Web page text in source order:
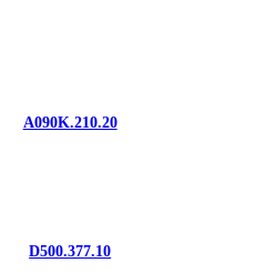
A090K.210.20
D500.377.10